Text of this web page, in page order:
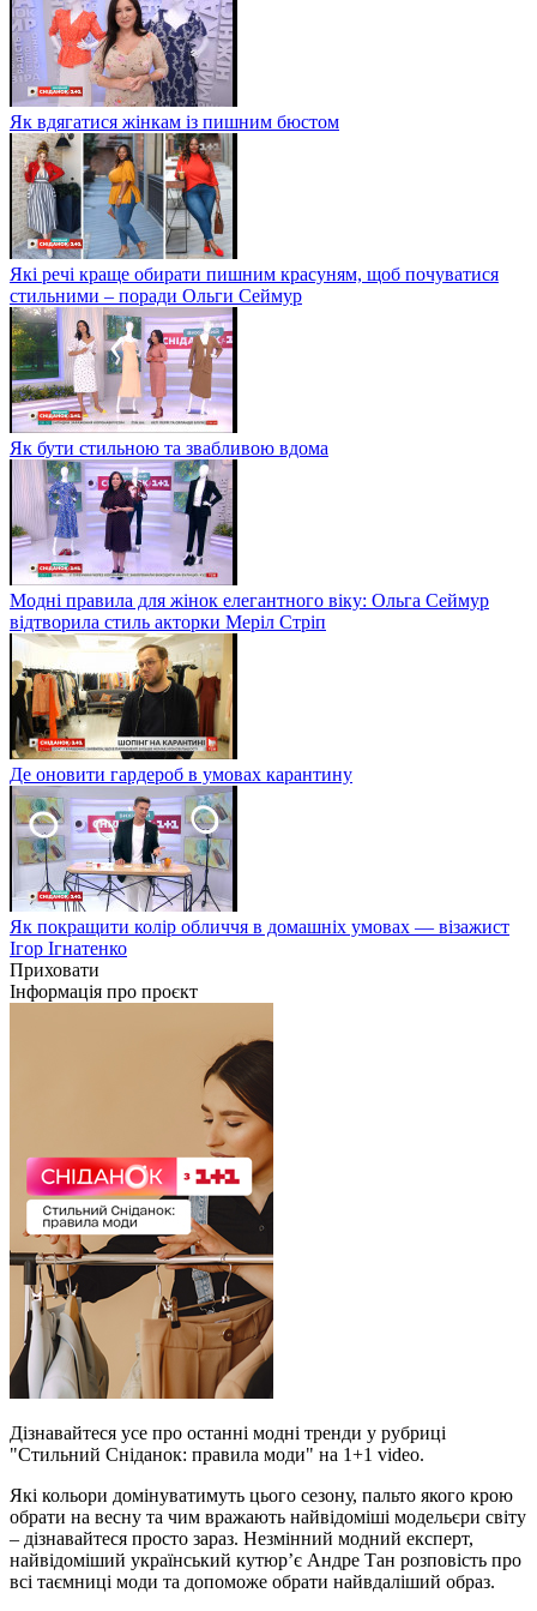
Як вдягатися жінкам із пишним бюстом
Які речі краще обирати пишним красуням, щоб почуватися
стильними – поради Ольги Сеймур
Як бути стильною та звабливою вдома
Модні правила для жінок елегантного віку: Ольга Сеймур
відтворила стиль акторки Меріл Стріп
Де оновити гардероб в умовах карантину
Як покращити колір обличчя в домашніх умовах — візажист
Ігор Ігнатенко
Приховати
Інформація про проєкт
Дізнавайтеся усе про останні модні тренди у рубриці
"Стильний Сніданок: правила моди" на 1+1 video.
Які кольори домінуватимуть цього сезону, пальто якого крою
обрати на весну та чим вражають найвідоміші модельєри світу
– дізнавайтеся просто зараз. Незмінний модний експерт,
найвідоміший український кутюр’є Андре Тан розповість про
всі таємниці моди та допоможе обрати найвдаліший образ.